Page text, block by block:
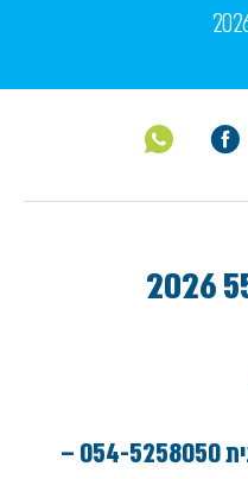
לפרטים נוספים והרשמה טלפונית 054-5258050 –